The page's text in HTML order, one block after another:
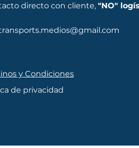
directo con cliente, "NO"
y Condiciones
de privacidad